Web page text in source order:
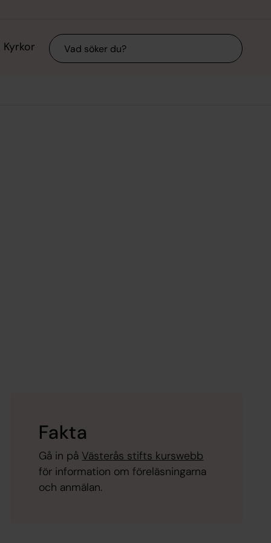
Kyrkor Sök
Fakta
Gå in på Västerås stifts kurswebb
för information om föreläsningarna
och anmälan.